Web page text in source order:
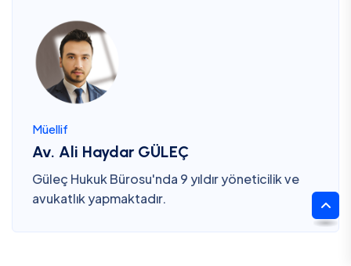
Müellif
Av. Ali Haydar GÜLEÇ
Güleç Hukuk Bürosu'nda 9 yıldır yöneticilik ve
avukatlık yapmaktadır.